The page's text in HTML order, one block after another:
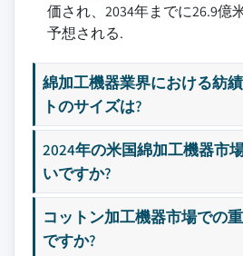
10.3.5 イタリア
10.3.6 オランダ
10.4 アジア太平洋
10.4.1 中国
10.4.2 日本
10.4.3 インド
10.4.4 オーストラリア
10.4.5 韓国
10.5 ラテンアメリカ
11.8 ムラテック
11.9 リーター
11.10 サンドテック
11.11 ザウラー
11.12 サビオ
11.13 サンテックテキスタ
11.14 トンダグループ
11.15 トルツシュラー
価され、2034年までに26.9億
予想される.
綿加工機器業界における紡
トのサイズは?
2024年の米国綿加工機器市
いですか?
コットン加工機器市場での
ですか?